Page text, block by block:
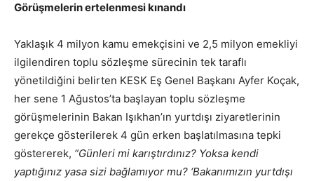
Görüşmelerin ertelenmesi kınandı
Yaklaşık 4 milyon kamu emekçisini ve 2,5 milyon emekliyi
ilgilendiren toplu sözleşme sürecinin tek taraflı
yönetildiğini belirten KESK Eş Genel Başkanı Ayfer Koçak,
her sene 1 Ağustos’ta başlayan toplu sözleşme
görüşmelerinin Bakan Işıkhan’ın yurtdışı ziyaretlerinin
gerekçe gösterilerek 4 gün erken başlatılmasına tepki
göstererek, “Günleri mi karıştırdınız? Yoksa kendi
yaptığınız yasa sizi bağlamıyor mu? ‘Bakanımızın yurtdışı